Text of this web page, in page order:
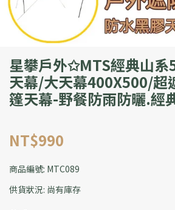
星攀戶外✩MTS經典山
天幕/大天幕400X500/超
篷天幕-野餐防雨防曬.經
NT$990
商品編號: MTC089
供貨狀況: 尚有庫存